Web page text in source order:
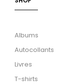
Albums
Autocollants
Livres
T-shirts